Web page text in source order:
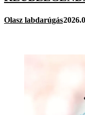
Olasz labdarúgás